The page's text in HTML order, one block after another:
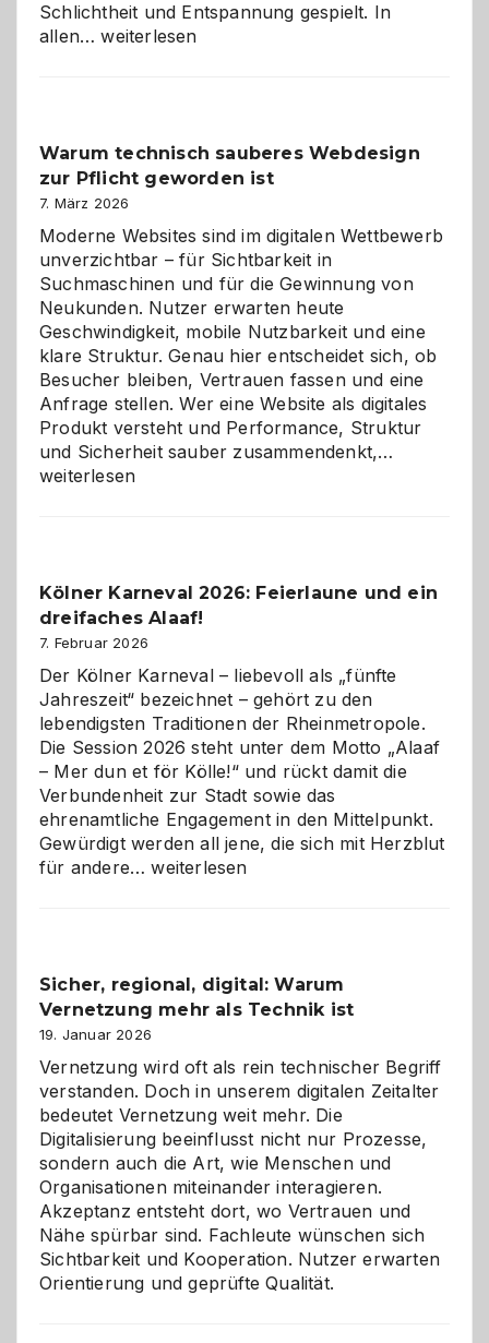
Schlichtheit und Entspannung gespielt. In
allen…Sudoku
den
Logikrätseln
weiterlesen
Warum technisch sauberes Webdesign
zur Pflicht geworden ist
7. März 2026
Moderne Websites sind im digitalen Wettbewerb
unverzichtbar – für Sichtbarkeit in
Suchmaschinen und für die Gewinnung von
Neukunden. Nutzer erwarten heute
Geschwindigkeit, mobile Nutzbarkeit und eine
klare Struktur. Genau hier entscheidet sich, ob
Besucher bleiben, Vertrauen fassen und eine
Anfrage stellen. Wer eine Website als digitales
Produkt versteht und Performance, Struktur
und Sicherheit sauber zusammendenkt,…
geworden
weiterlesen
Kölner Karneval 2026: Feierlaune und ein
dreifaches Alaaf!
7. Februar 2026
Der Kölner Karneval – liebevoll als „fünfte
Jahreszeit“ bezeichnet – gehört zu den
lebendigsten Traditionen der Rheinmetropole.
Die Session 2026 steht unter dem Motto „Alaaf
– Mer dun et för Kölle!“ und rückt damit die
Verbundenheit zur Stadt sowie das
ehrenamtliche Engagement in den Mittelpunkt.
Gewürdigt werden all jene, die sich mit Herzblut
für andere…Kölner
ein
dreifaches
Alaaf!
weiterlesen
Sicher, regional, digital: Warum
Vernetzung mehr als Technik ist
19. Januar 2026
Vernetzung wird oft als rein technischer Begriff
verstanden. Doch in unserem digitalen Zeitalter
bedeutet Vernetzung weit mehr. Die
Digitalisierung beeinflusst nicht nur Prozesse,
sondern auch die Art, wie Menschen und
Organisationen miteinander interagieren.
Akzeptanz entsteht dort, wo Vertrauen und
Nähe spürbar sind. Fachleute wünschen sich
Sichtbarkeit und Kooperation. Nutzer erwarten
Orientierung und geprüfte Qualität.